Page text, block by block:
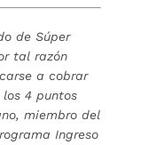
de Súper
tal razón
a cobrar
4 puntos
miembro del
Ingreso